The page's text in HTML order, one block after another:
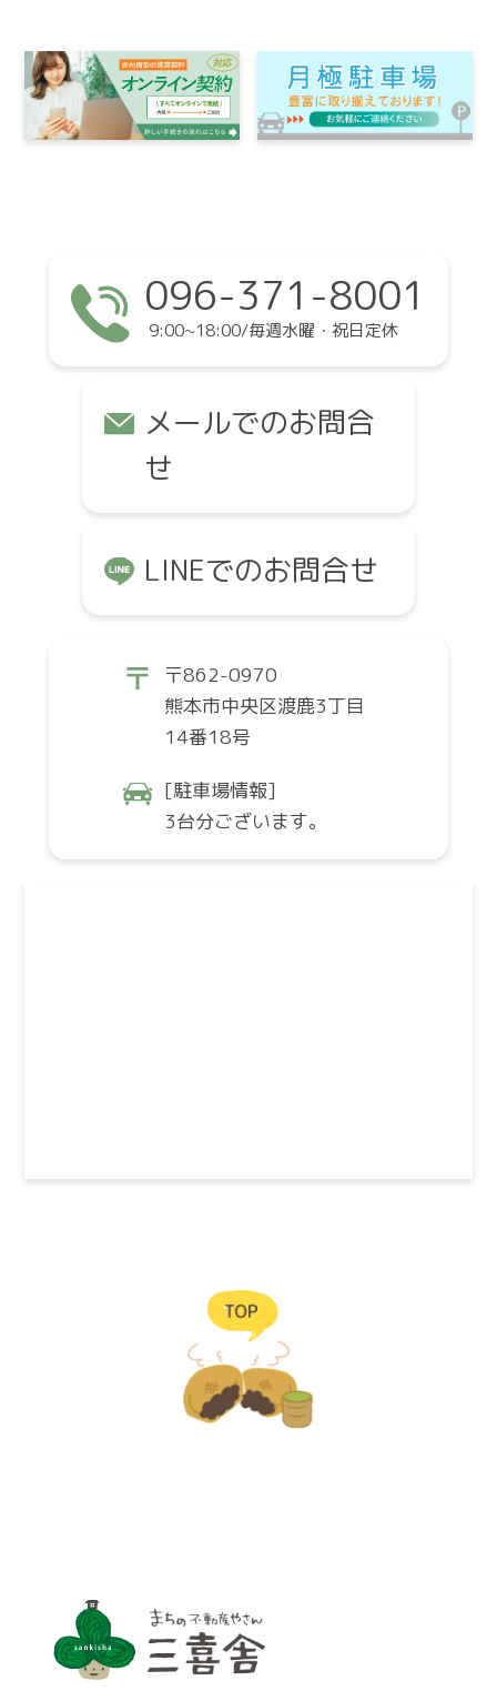
096-371-8001
9:00~18:00/毎週水曜・祝日定休
メールでのお問合
せ
LINEでのお問合せ
〒862-0970
熊本市中央区渡鹿3丁目
14番18号
[駐車場情報]
3台分ございます。